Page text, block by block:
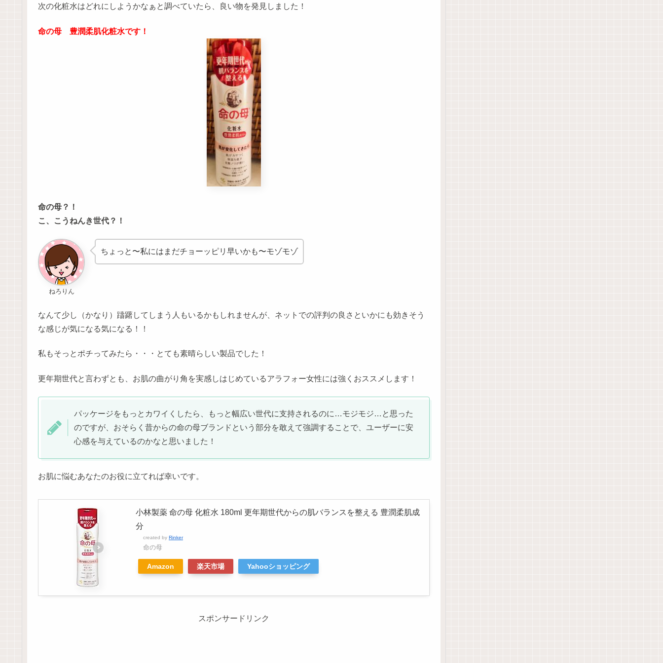
次の化粧水はどれにしようかなぁと調べていたら、良い物を発見しました！
命の母 豊潤柔肌化粧水です！
命の母？！
こ、こうねんき世代？！
ねろりん
ちょっと〜私にはまだチョーッピリ早いかも〜モゾモゾ
なんて少し（かなり）躊躇してしまう人もいるかもしれませんが、ネットでの評判の良さといかにも効きそう
な感じが気になる気になる！！
私もそっとポチってみたら・・・とても素晴らしい製品でした！
更年期世代と言わずとも、お肌の曲がり角を実感しはじめているアラフォー女性には強くおススメします！
パッケージをもっとカワイくしたら、もっと幅広い世代に支持されるのに…モジモジ…と思った
のですが、おそらく昔からの命の母ブランドという部分を敢えて強調することで、ユーザーに安
心感を与えているのかなと思いました！
お肌に悩むあなたのお役に立てれば幸いです。
小林製薬 命の母 化粧水 180ml 更年期世代からの肌バランスを整える 豊潤柔肌成
分
created by Rinker
命の母
Amazon 楽天市場 Yahooショッピング
スポンサードリンク